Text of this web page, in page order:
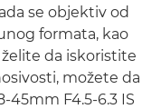
se objektiv od
formata, kao
da iskoristite
možete da
45mm F4.5-6.3 IS